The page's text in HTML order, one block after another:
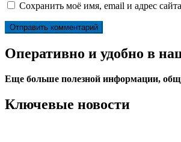
Сохранить моё имя, email и адрес
Оперативно и удобно в
Еще больше полезной информации,
Ключевые новости